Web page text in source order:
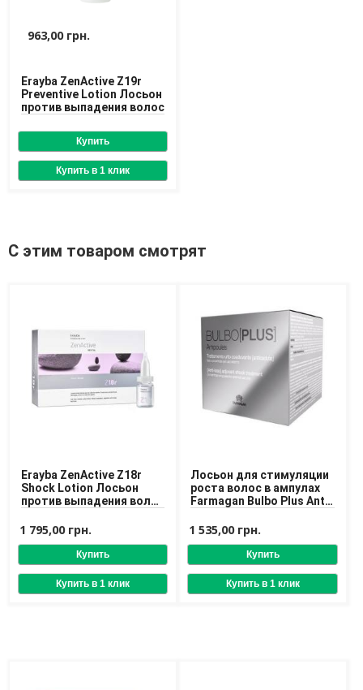
963,00 грн.
Erayba ZenActive Z19r
Preventive Lotion Лосьон
против выпадения волос
С этим товаром смотрят
Erayba ZenActive Z18r
Shock Lotion Лосьон
против выпадения волос
1 795,00 грн.
Лосьон для стимуляции
роста волос в ампулах
Farmagan Bulbo Plus Anti-
ml
1 535,00 грн.